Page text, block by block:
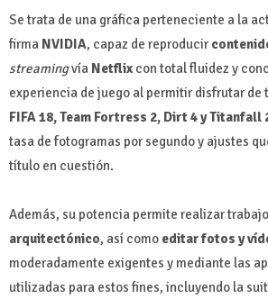
Se trata de una gráfica perteneciente a la
firma NVIDIA, capaz de reproducir
streamingvía Netflix con total fluidez y
experiencia de juego al permitir disfrutar de
FIFA 18, Team Fortress 2, Dirt 4 y Titanfall
tasa de fotogramas por segundo y ajustes
título en cuestión.
Además, su potencia permite realizar
arquitectónico, así como editar fotos y
moderadamente exigentes y mediante las
utilizadas para estos fines, incluyendo la